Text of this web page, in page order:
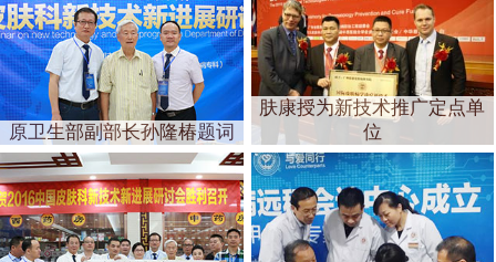
原卫生部副部长孙隆椿题词
肤康授为新技术推广定点单
位